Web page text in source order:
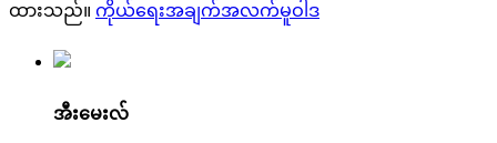
ထားသည်။ ကိုယ်ရေးအချက်အလက်မူဝါဒ
အီးမေးလ်